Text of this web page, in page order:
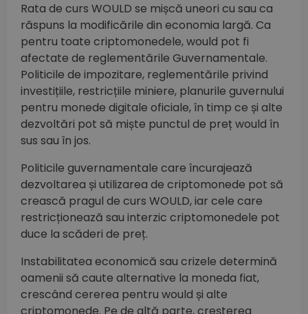
Rata de curs WOULD se mișcă uneori cu sau ca
răspuns la modificările din economia largă. Ca
pentru toate criptomonedele, would pot fi
afectate de reglementările Guvernamentale.
Politicile de impozitare, reglementările privind
investițiile, restricțiile miniere, planurile guvernului
pentru monede digitale oficiale, în timp ce și alte
dezvoltări pot să miște punctul de preț would în
sus sau în jos.
Politicile guvernamentale care încurajează
dezvoltarea și utilizarea de criptomonede pot să
crească pragul de curs WOULD, iar cele care
restricționează sau interzic criptomonedele pot
duce la scăderi de preț.
Instabilitatea economică sau crizele determină
oamenii să caute alternative la moneda fiat,
crescând cererea pentru would și alte